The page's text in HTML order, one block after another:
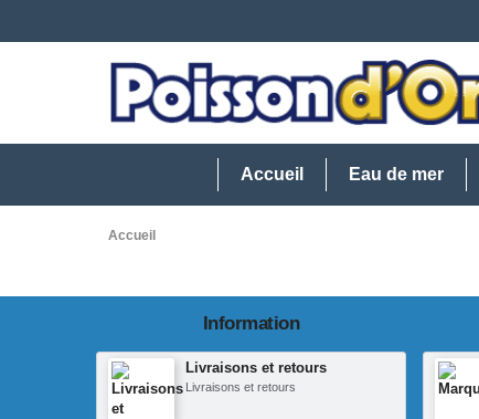
Accueil Eau de mer
Accueil
Information
Livraisons et retours
Livraisons et retours